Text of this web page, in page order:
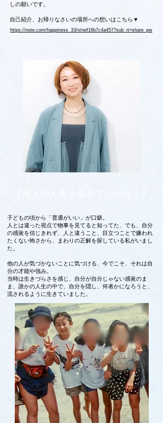
しの願いです。
自己紹介、お帰りなさいの場所への想いはこちら▼
https://note.com/happiness_33/n/nef16b7c4a457?sub_rt=share_pw
子どもの頃から「普通がいい」が口癖。
人とは違った視点で物事を見てると知ってた、でも、自分
の感覚を信じきれず、人と違うこと、目立つことで嫌われ
たくない怖さから、まわりの正解を探している私がいまし
た。
他の人が気づかないことに気づける、今でこそ、それは自
分の才能や強み。
当時は生きづらさを感じ、自分が自分じゃない感覚のま
ま、誰かの人生の中で、自分を隠し、何者かになろうと、
流されるように生きていました。